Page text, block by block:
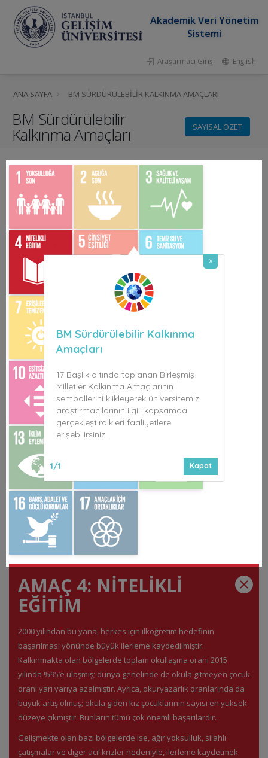
x
BM Sürdürülebilir Kalkınma
Amaçları
17 Başlık altında toplanan Birleşmiş
Milletler Kalkınma Amaçlarının
sembollerini klikleyerek üniversitemiz
araştırmacılarının ilgili kapsamda
gerçekleştirdikleri faaliyetlere
erişebilirsiniz.
1/1 Kapat
Akademik Veri Yönetim
Sistemi
Araştırmacı Girişi English
ANA SAYFA BM SÜRDÜRÜLEBILIR KALKINMA AMAÇLARI
BM Sürdürülebilir
Kalkınma Amaçları SAYISAL ÖZET
AMAÇ 4: NİTELİKLİ
EĞİTİM
2000 yılından bu yana, herkes için ilköğretim hedefinin
başarılması yönünde büyük ilerleme kaydedilmiştir.
Kalkınmakta olan bölgelerde toplam okullaşma oranı 2015
yılında %95’e ulaşmış; dünya genelinde de okula gitmeyen çocuk
oranı yarı yarıya azalmıştır. Ayrıca, okuryazarlık oranlarında da
büyük artış olmuş; okula giden kız çocuklarının sayısı en yüksek
düzeye çıkmıştır. Bunların tümü çok önemli başarılardır.
Gelişmekte olan bazı bölgelerde ise, ağır yoksulluk, silahlı
çatışmalar ve diğer acil krizler nedeniyle, ilerleme kaydetmek